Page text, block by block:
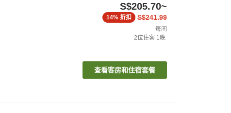
S$205.70~
S$241.99
14% 折扣
每间
2位住客 1晚
查看客房和住宿套餐